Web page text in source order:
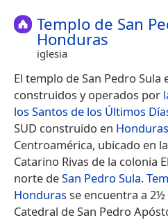
Templo de San
Honduras
iglesia
El templo de San Pedro
construidos y operados por
los Santos de los Últimos
SUD construido en Honduras
Centroamérica, ubicado en
Catarino Rivas de la colonia
norte deSan Pedro Sula.
Hondurasse encuentra a
Catedral de San Pedro